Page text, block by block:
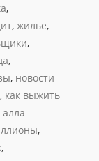
,
, жилье,
,
,
, новости
, как выжить
алла
,
,